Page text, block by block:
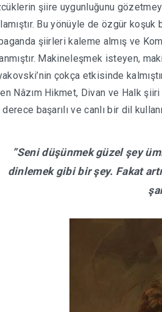
şiire uygunluğunu
Bu yönüyle de özgür
şiirleri kaleme almış ve
Makineleşmek isteyen,
çokça etkisinde
Nâzım Hikmet, Divan ve Halk
başarılı ve canlı bir dil
”Seni düşünmek güzel şey
dinlemek gibi bir şey. Fakat